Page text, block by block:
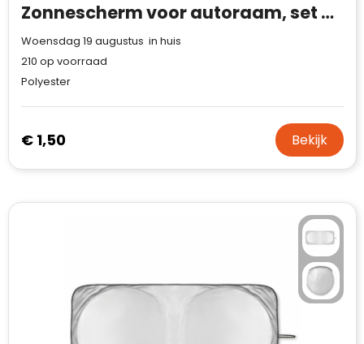
Zonnescherm voor autoraam, set van 2 in hoesje sublimatie
Woensdag 19 augustus in huis
210 op voorraad
Polyester
€ 1,50 Bekijk